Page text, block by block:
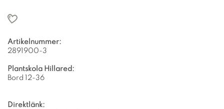
Artikelnummer:
2891900-3
Plantskola Hillared:
Bord 12-36
Direktlänk: